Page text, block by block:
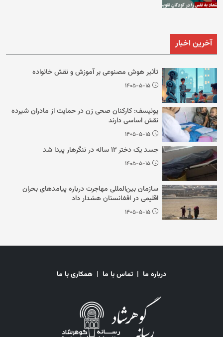
آخرین اخبار
تأثیر هوش مصنوعی بر آموزش و نقش خانواده
۱۴۰۵-۵-۱۵
یونیسف: کارکنان صحی زن در حمایت از مادران شیرده
نقش اساسی دارند
۱۴۰۵-۵-۱۵
جسد یک دختر ۱۲ ساله در ننگرهار پیدا شد
۱۴۰۵-۵-۱۵
سازمان بین‌المللی مهاجرت درباره پیامدهای بحران
اقلیمی در افغانستان هشدار داد
۱۴۰۵-۵-۱۵
درباره ما | تماس با ما | همکاری با ما